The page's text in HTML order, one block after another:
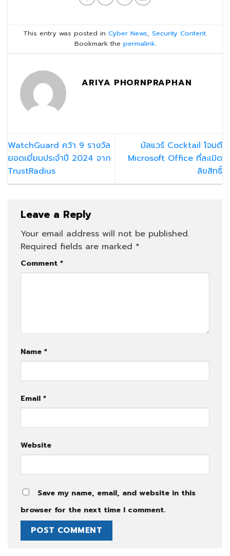
This entry was posted in Cyber News, Security Content.
Bookmark the permalink.
ARIYA PHORNPRAPHAN
WatchGuard คว้า 9 รางวัล
ยอดเยี่ยมประจำปี 2024 จาก
TrustRadius
มัลแวร์ Cocktail โจมตี
Microsoft Office ที่ละเมิด
ลิขสิทธิ์
Leave a Reply
Your email address will not be published.
Required fields are marked *
Comment *
Name *
Email *
Website
Save my name, email, and website in this
browser for the next time I comment.